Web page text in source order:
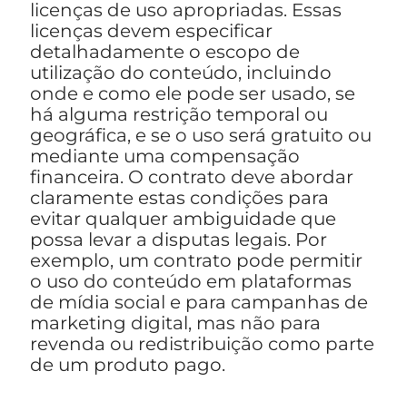
licenças de uso apropriadas. Essas
licenças devem especificar
detalhadamente o escopo de
utilização do conteúdo, incluindo
onde e como ele pode ser usado, se
há alguma restrição temporal ou
geográfica, e se o uso será gratuito ou
mediante uma compensação
financeira. O contrato deve abordar
claramente estas condições para
evitar qualquer ambiguidade que
possa levar a disputas legais. Por
exemplo, um contrato pode permitir
o uso do conteúdo em plataformas
de mídia social e para campanhas de
marketing digital, mas não para
revenda ou redistribuição como parte
de um produto pago.